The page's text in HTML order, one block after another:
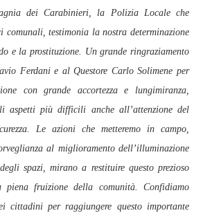
dei Carabinieri, la Polizia Locale che
testimonia la nostra determinazione
e la prostituzione. Un grande ringraziamento
Ferdani e al Questore Carlo Solimene per
con grande accortezza e lungimiranza,
aspetti più difficili anche all’attenzione del
Le azioni che metteremo in campo,
al miglioramento dell’illuminazione
spazi, mirano a restituire questo prezioso
piena fruizione della comunità. Confidiamo
cittadini per raggiungere questo importante